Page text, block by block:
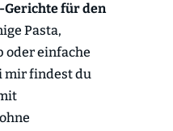
Gerichte für den
Pasta,
oder einfache
mir findest du